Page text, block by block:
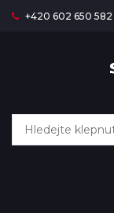
+420 602 650 582